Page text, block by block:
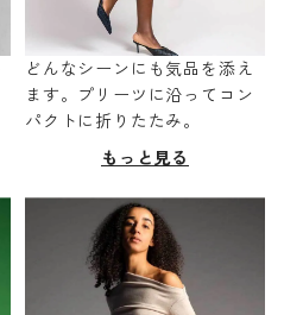
どんなシーンにも気品を添え
ます。プリーツに沿ってコン
パクトに折りたたみ。
もっと見る